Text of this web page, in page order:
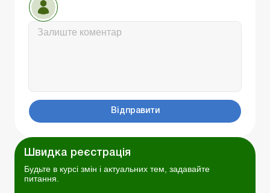
Відправити
Швидка реєстрація
Будьте в курсі змін і актуальних тем, задавайте
питання.